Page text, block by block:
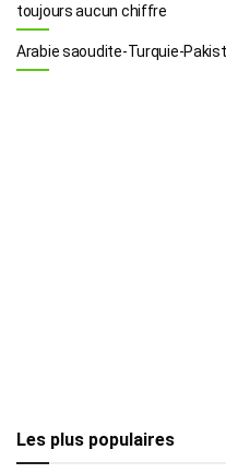
toujours aucun chiffre
Arabie saoudite-Turquie-
Les plus populaires